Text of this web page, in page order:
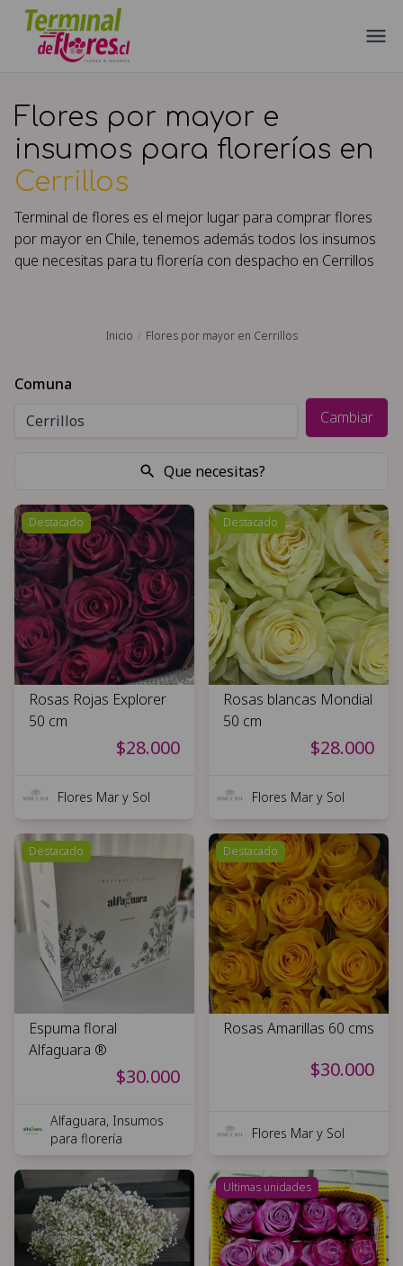
Flores por mayor e
insumos para florerías en
Cerrillos
Terminal de flores es el mejor lugar para comprar flores
por mayor en Chile, tenemos además todos los insumos
que necesitas para tu florería con despacho en Cerrillos
Inicio Flores por mayor en Cerrillos
Comuna
Cambiar
Que necesitas?
Destacado
Rosas Rojas Explorer
50 cm
$28.000
Flores Mar y Sol
Destacado
Rosas blancas Mondial
50 cm
$28.000
Flores Mar y Sol
Destacado
Espuma floral
Alfaguara ®
$30.000
Alfaguara, Insumos
para florería
Destacado
Rosas Amarillas 60 cms
$30.000
Flores Mar y Sol
Ultimas unidades